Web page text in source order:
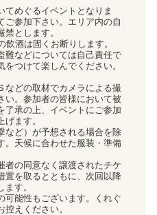
めぐるイベントとなりま
ご参加下さい。エリア内の自
とします。
酒は固くお断りします。
などについては自己責任で
つけて楽しんでください。
どの取材でカメラによる撮
い。参加者の皆様において被
了承の上、イベントにご参加
ます。
ど）が予想される場合を除
。天候に合わせた服装・準備
の同意なく譲渡されたチケ
置を取るとともに、次回以降
す。
可能性もございます。くれぐ
えください。